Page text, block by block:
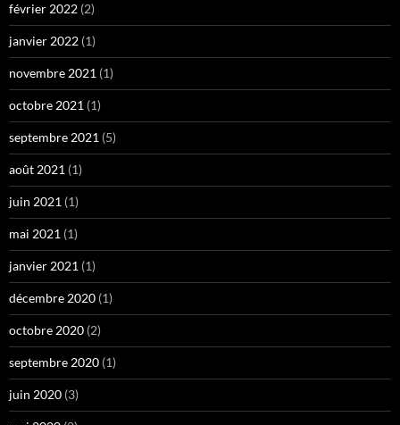
février 2022 (2)
janvier 2022 (1)
novembre 2021 (1)
octobre 2021 (1)
septembre 2021 (5)
août 2021 (1)
juin 2021 (1)
mai 2021 (1)
janvier 2021 (1)
décembre 2020 (1)
octobre 2020 (2)
septembre 2020 (1)
juin 2020 (3)